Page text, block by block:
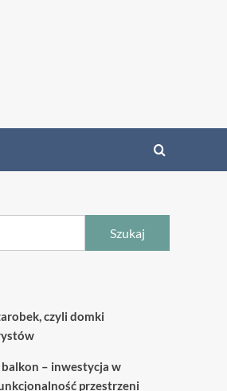
czyli domki
– inwestycja w
przestrzeni